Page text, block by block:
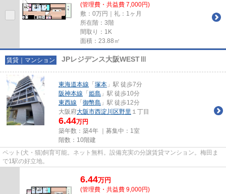
(管理費・共益費 7,000円)
敷：0万円｜礼：1ヶ月
所在階：3階
間取り：1K
面積：23.88㎡
賃貸｜マンション JPレジデンス大阪WESTⅢ
東海道本線 「 塚本 」駅 徒歩7分
阪神本線 「 姫島 」駅 徒歩10分
東西線 「 御幣島 」駅 徒歩12分
大阪府大阪市西淀川区野里 １丁目
6.44万円
築年数：築4年 ｜募集中： 1室
階数：10階建
ペット(犬・猫)飼育可能。ネット無料。設備充実の分譲賃貸マンション。梅田ま
で1駅の好立地。
6.44万円
(管理費・共益費 9,000円)